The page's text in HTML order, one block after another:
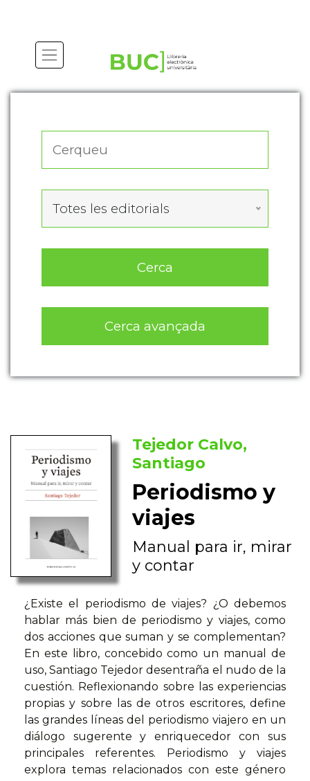
Totes les editorials
Cerca
Cerca avançada
Tejedor Calvo,
Santiago
Periodismo y
viajes
Manual para ir, mirar
y contar
¿Existe el periodismo de viajes? ¿O debemos
hablar más bien de periodismo y viajes, como
dos acciones que suman y se complementan?
En este libro, concebido como un manual de
uso, Santiago Tejedor desentraña el nudo de la
cuestión. Reflexionando sobre las experiencias
propias y sobre las de otros escritores, define
las grandes líneas del periodismo viajero en un
diálogo sugerente y enriquecedor con sus
principales referentes. Periodismo y viajes
explora temas relacionados con este género